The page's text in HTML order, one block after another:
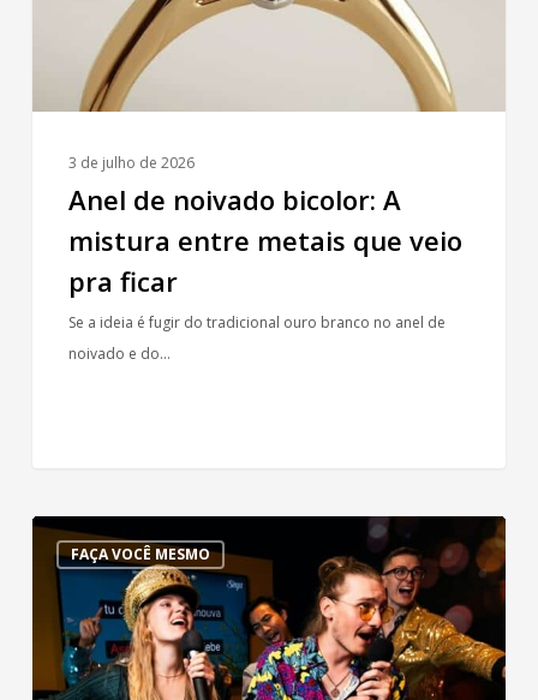
3 de julho de 2026
Anel de noivado bicolor: A
mistura entre metais que veio
pra ficar
Se a ideia é fugir do tradicional ouro branco no anel de
noivado e do…
FAÇA VOCÊ MESMO
9
brincadeiras
para
deixar
seu